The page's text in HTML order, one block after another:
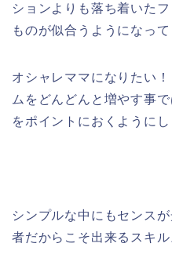
ションよりも落ち着いた
ものが似合うようになって
オシャレママになりたい
ムをどんどんと増やす事
をポイントにおくようにし
シンプルな中にもセンス
者だからこそ出来るスキル